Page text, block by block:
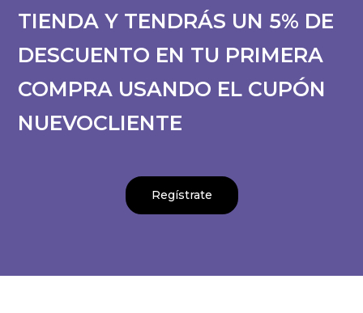
TIENDA Y TENDRÁS UN 5% DE
DESCUENTO EN TU PRIMERA
COMPRA USANDO EL CUPÓN
NUEVOCLIENTE
Regístrate